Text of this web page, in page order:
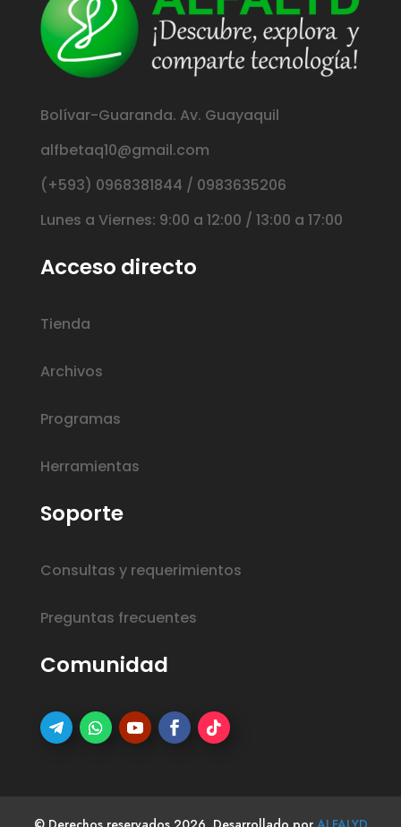
Bolívar-Guaranda. Av. Guayaquil
alfbetaq10@gmail.com
(+593) 0968381844 / 0983635206
Lunes a Viernes: 9:00 a 12:00 / 13:00 a 17:00
Acceso directo
Tienda
Archivos
Programas
Herramientas
Soporte
Consultas y requerimientos
Preguntas frecuentes
Comunidad